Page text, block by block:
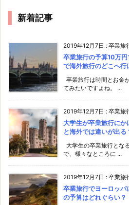
新着記事
2019年12月7日 : 卒業旅
卒業旅行の予算10万
で海外旅行のどこへ行
卒業旅行は時間とお金
てみたいですよね。 ...
2019年12月7日 : 卒業旅
大学生が卒業旅行に
と海外では違いが出る
大学生の卒業旅行とな
で、様々なところに ...
2019年12月7日 : 卒業旅
卒業旅行でヨーロッ
の予算はどれぐらい？